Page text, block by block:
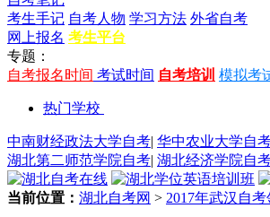
考生手记 自考人物 学习方法 外省自考
网上报名 考生平台
专题：
自考报名时间 考试时间 自考培训 模拟考
热门学校
中南财经政法大学自考| 华中农业大学自
湖北第二师范学院自考| 湖北经济学院自
当前位置： 湖北自考网 > 2017年武汉自